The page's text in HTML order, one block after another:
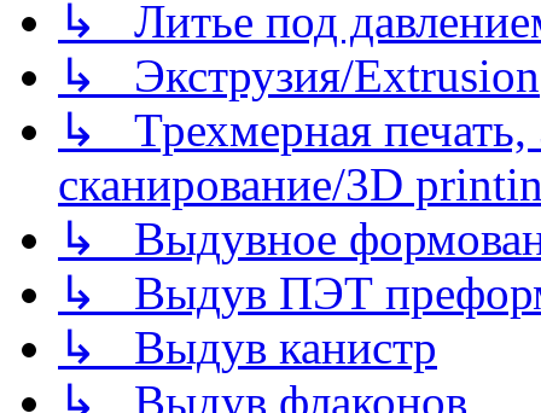
↳ Литье под
↳ Экструзия/Extrusion
↳ Трехмерная
сканирование/3D
↳ Выдувное
↳ Выдув ПЭТ
↳ Выдув канистр
↳ Выдув флаконов